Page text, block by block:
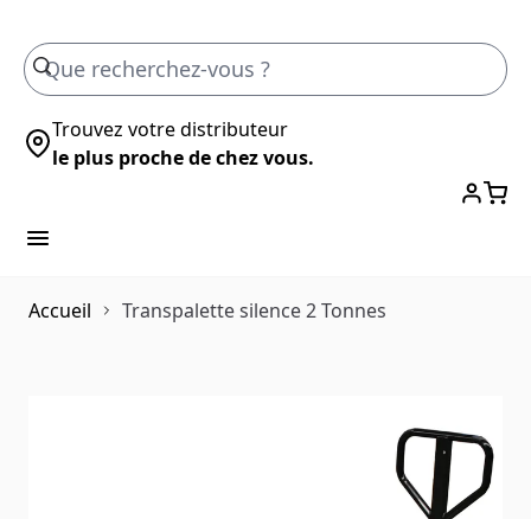
Trouvez votre distributeur
le plus proche de chez vous.
Accueil Transpalette silence 2 Tonnes